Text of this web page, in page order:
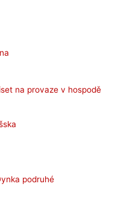
na provaze v hospodě
podruhé